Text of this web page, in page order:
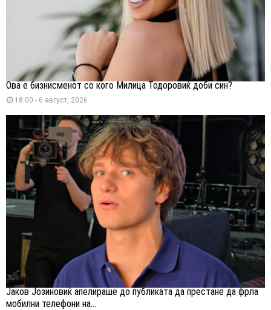
Ова е бизнисменот со кого Милица Тодоровиќ доби син?
18:00 - 6 август, 2026
Јаков Јозиновиќ апелираше до публиката да престане да фрла
мобилни телефони на...